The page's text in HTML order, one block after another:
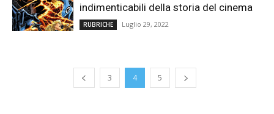
indimenticabili della storia del cinema
RUBRICHE Luglio 29, 2022
3 4 5